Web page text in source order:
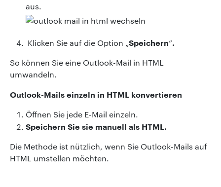
aus.
Klicken Sie auf die Option „Speichern“.
So können Sie eine Outlook-Mail in HTML
umwandeln.
Outlook-Mails einzeln in HTML konvertieren
Öffnen Sie jede E-Mail einzeln.
Speichern Sie sie manuell als HTML.
Die Methode ist nützlich, wenn Sie Outlook-Mails auf
HTML umstellen möchten.